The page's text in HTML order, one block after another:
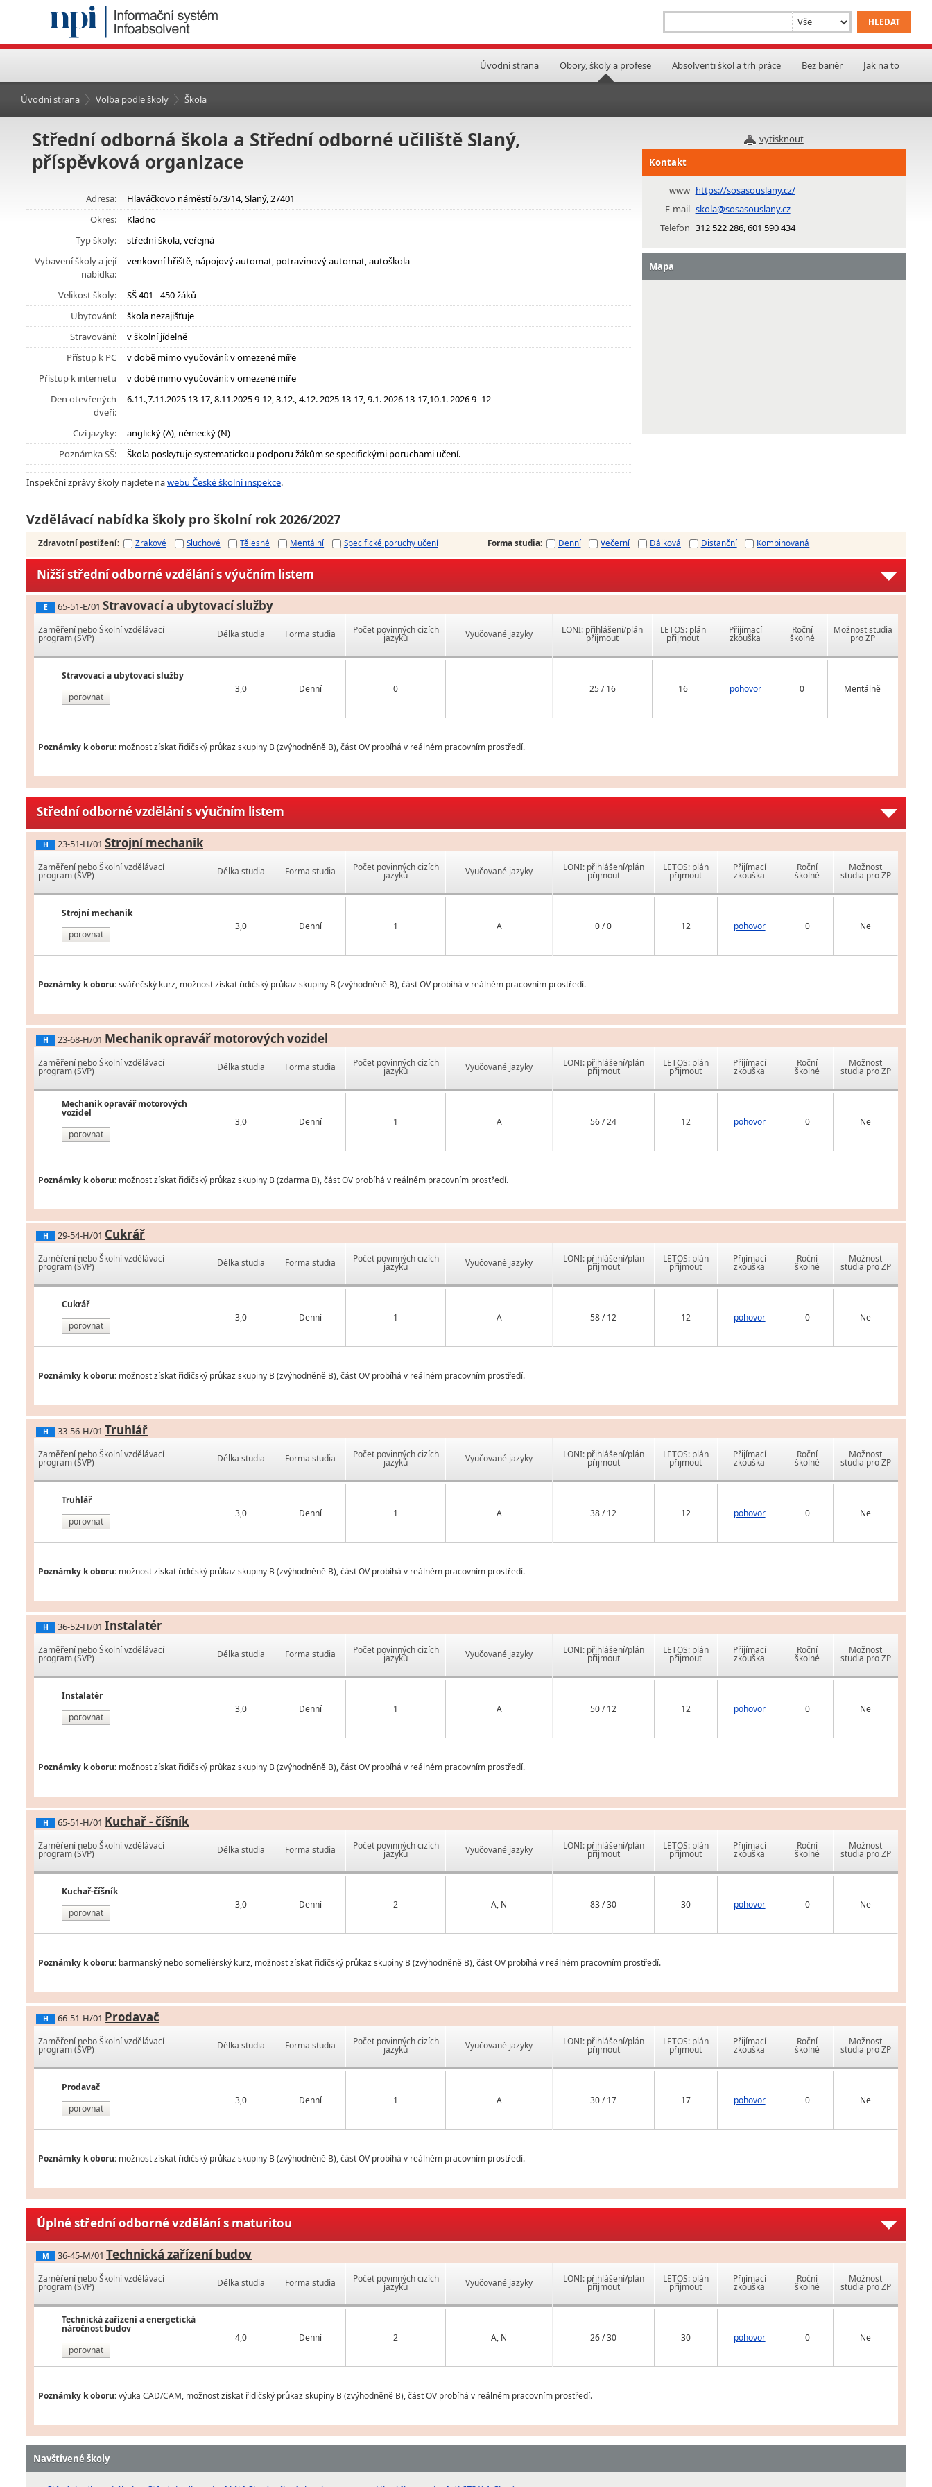
Úvodní strana Obory, školy a profese Absolventi škol a trh práce Bez bariér Jak na to
Úvodní strana Volba podle školy Škola
vytisknout
Střední odborná škola a Střední odborné učiliště Slaný,
příspěvková organizace
Adresa:
Hlaváčkovo náměstí 673/14, Slaný, 27401
Okres:
Kladno
Typ školy:
střední škola, veřejná
Vybavení školy a její
nabídka:
venkovní hřiště, nápojový automat, potravinový automat, autoškola
Velikost školy:
SŠ 401 - 450 žáků
Ubytování:
škola nezajišťuje
Stravování:
v školní jídelně
Přístup k PC
v době mimo vyučování: v omezené míře
Přístup k internetu
v době mimo vyučování: v omezené míře
Den otevřených
dveří:
6.11.,7.11.2025 13-17, 8.11.2025 9-12, 3.12., 4.12. 2025 13-17, 9.1. 2026 13-17,10.1. 2026 9 -12
Cizí jazyky:
anglický (A), německý (N)
Poznámka SŠ:
Škola poskytuje systematickou podporu žákům se specifickými poruchami učení.
Inspekční zprávy školy najdete nawebu České školní inspekce.
Kontakt
www https://sosasouslany.cz/
E-mail skola@sosasouslany.cz
Telefon 312 522 286, 601 590 434
Mapa
Vzdělávací nabídka školy pro školní rok 2026/2027
Zdravotní postižení: Zrakové Sluchové Tělesné Mentální Specifické poruchy učení Forma studia: Denní Večerní Dálková Distanční Kombinovaná
Nižší střední odborné vzdělání s výučním listem
E 65-51-E/01 Stravovací a ubytovací služby
Zaměření nebo Školní vzdělávací
program (ŠVP)
Stravovací a ubytovací služby
porovnat
Délka studia Forma studia Počet povinných cizích
jazyků Vyučované jazyky
3,0 Denní 0
LONI: přihlášení/plán
přijmout
LETOS: plán
přijmout
Přijímací
zkouška
Roční
školné
Možnost studia
pro ZP
25 / 16 16 pohovor 0 Mentálně
Poznámky k oboru: možnost získat řidičský průkaz skupiny B (zvýhodněně B), část OV probíhá v reálném pracovním prostředí.
Střední odborné vzdělání s výučním listem
H 23-51-H/01 Strojní mechanik
Zaměření nebo Školní vzdělávací
program (ŠVP)
Strojní mechanik
porovnat
Délka studia Forma studia Počet povinných cizích
jazyků Vyučované jazyky
3,0 Denní 1 A
LONI: přihlášení/plán
přijmout
LETOS: plán
přijmout
Přijímací
zkouška
Roční
školné
Možnost
studia pro ZP
0 / 0 12 pohovor 0 Ne
Poznámky k oboru:svářečský kurz, možnost získat řidičský průkaz skupiny B (zvýhodněně B), část OV probíhá v reálném pracovním prostředí.
H 23-68-H/01 Mechanik opravář motorových vozidel
Zaměření nebo Školní vzdělávací
program (ŠVP)
Mechanik opravář motorových
vozidel
porovnat
Délka studia Forma studia Počet povinných cizích
jazyků Vyučované jazyky
3,0 Denní 1 A
LONI: přihlášení/plán
přijmout
LETOS: plán
přijmout
Přijímací
zkouška
Roční
školné
Možnost
studia pro ZP
56 / 24 12 pohovor 0 Ne
Poznámky k oboru: možnost získat řidičský průkaz skupiny B (zdarma B), část OV probíhá v reálném pracovním prostředí.
H 29-54-H/01 Cukrář
Zaměření nebo Školní vzdělávací
program (ŠVP)
Cukrář
porovnat
Délka studia Forma studia Počet povinných cizích
jazyků Vyučované jazyky
3,0 Denní 1 A
LONI: přihlášení/plán
přijmout
LETOS: plán
přijmout
Přijímací
zkouška
Roční
školné
Možnost
studia pro ZP
58 / 12 12 pohovor 0 Ne
Poznámky k oboru: možnost získat řidičský průkaz skupiny B (zvýhodněně B), část OV probíhá v reálném pracovním prostředí.
H 33-56-H/01 Truhlář
Zaměření nebo Školní vzdělávací
program (ŠVP)
Truhlář
porovnat
Délka studia Forma studia Počet povinných cizích
jazyků Vyučované jazyky
3,0 Denní 1 A
LONI: přihlášení/plán
přijmout
LETOS: plán
přijmout
Přijímací
zkouška
Roční
školné
Možnost
studia pro ZP
38 / 12 12 pohovor 0 Ne
Poznámky k oboru: možnost získat řidičský průkaz skupiny B (zvýhodněně B), část OV probíhá v reálném pracovním prostředí.
H 36-52-H/01 Instalatér
Zaměření nebo Školní vzdělávací
program (ŠVP)
Instalatér
porovnat
Délka studia Forma studia Počet povinných cizích
jazyků Vyučované jazyky
3,0 Denní 1 A
LONI: přihlášení/plán
přijmout
LETOS: plán
přijmout
Přijímací
zkouška
Roční
školné
Možnost
studia pro ZP
50 / 12 12 pohovor 0 Ne
Poznámky k oboru: možnost získat řidičský průkaz skupiny B (zvýhodněně B), část OV probíhá v reálném pracovním prostředí.
H 65-51-H/01 Kuchař - číšník
Zaměření nebo Školní vzdělávací
program (ŠVP)
Kuchař-číšník
porovnat
Délka studia Forma studia Počet povinných cizích
jazyků Vyučované jazyky
3,0 Denní 2 A, N
LONI: přihlášení/plán
přijmout
LETOS: plán
přijmout
Přijímací
zkouška
Roční
školné
Možnost
studia pro ZP
83 / 30 30 pohovor 0 Ne
Poznámky k oboru: barmanský nebo someliérský kurz, možnost získat řidičský průkaz skupiny B (zvýhodněně B), část OV probíhá v reálném pracovním prostředí.
H 66-51-H/01 Prodavač
Zaměření nebo Školní vzdělávací
program (ŠVP)
Prodavač
porovnat
Délka studia Forma studia Počet povinných cizích
jazyků Vyučované jazyky
3,0 Denní 1 A
LONI: přihlášení/plán
přijmout
LETOS: plán
přijmout
Přijímací
zkouška
Roční
školné
Možnost
studia pro ZP
30 / 17 17 pohovor 0 Ne
Poznámky k oboru: možnost získat řidičský průkaz skupiny B (zvýhodněně B), část OV probíhá v reálném pracovním prostředí.
Úplné střední odborné vzdělání s maturitou
M 36-45-M/01 Technická zařízení budov
Zaměření nebo Školní vzdělávací
program (ŠVP)
Technická zařízení a energetická
náročnost budov
porovnat
Délka studia Forma studia Počet povinných cizích
jazyků Vyučované jazyky
4,0 Denní 2 A, N
LONI: přihlášení/plán
přijmout
LETOS: plán
přijmout
Přijímací
zkouška
Roční
školné
Možnost
studia pro ZP
26 / 30 30 pohovor 0 Ne
Poznámky k oboru:výuka CAD/CAM, možnost získat řidičský průkaz skupiny B (zvýhodněně B), část OV probíhá v reálném pracovním prostředí.
Navštívené školy